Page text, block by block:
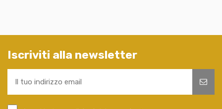
Iscriviti alla newsletter